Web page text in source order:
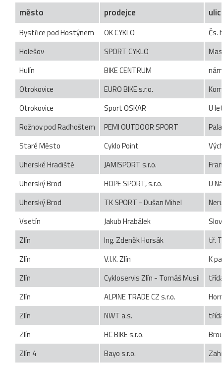
město prodejce
Bystřice pod Hostýnem OK CYKLO
Čs.
Holešov
SPORT CYKLO
Hulín
BIKE CENTRUM
Otrokovice
EURO BIKE s.r.o.
Otrokovice
Sport OSKAR
U
Rožnov pod Radhoštem
PEMI OUTDOOR SPORT
Staré Město
Cyklo Point
Uherské Hradiště
JAMISPORT s.r.o.
Uherský Brod
HOPE SPORT, s.r.o.
U
Uherský Brod
TK SPORT - Dušan Mihel
Vsetín
Jakub Hrabálek
Zlín
Ing. Zdeněk Horsák
tř.
Zlín
V.I.K. Zlín
K
Zlín
Cykloservis Zlín - Tomáš Musil
Zlín
ALPINE TRADE CZ s.r.o.
Zlín
NWT a.s.
Zlín
HC BIKE s.r.o.
Zlín 4
Bayo s.r.o.